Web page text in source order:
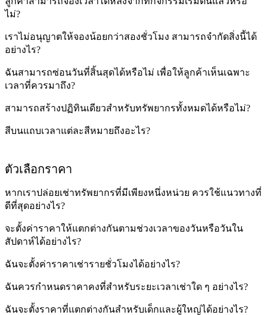
ไม่?
เราไม่อนุญาตให้จองน้อยกว่าสองชั่วโมง สามารถจำกัดสิ่งนี้ได้
อย่างไร?
ฉันสามารถซ่อนวันที่สิ้นสุดได้หรือไม่ เพื่อให้ลูกค้าเห็นเฉพาะ
เวลาที่ควรมาถึง?
สามารถสร้างปฏิทินเดียวสำหรับทรัพยากรทั้งหมดได้หรือไม่?
สีบนแถบเวลาแต่ละสีหมายถึงอะไร?
ตัวเลือกราคา
หากเราปล่อยเช่าทรัพยากรที่มีเพียงหนึ่งหน่วย ควรใช้แนวทางที่
ดีที่สุดอย่างไร?
จะตั้งค่าราคาให้แตกต่างกันตามช่วงเวลาของวันหรือวันใน
สัปดาห์ได้อย่างไร?
ฉันจะตั้งค่าราคาเช่ารายชั่วโมงได้อย่างไร?
ฉันควรกำหนดราคาคงที่สำหรับระยะเวลาเช่าใด ๆ อย่างไร?
ฉันจะตั้งราคาที่แตกต่างกันสำหรับเด็กและผู้ใหญ่ได้อย่างไร?